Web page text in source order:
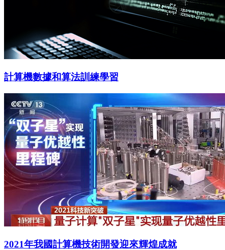
計算機數據和算法訓練學習
2021年我國計算機技術開發迎來輝煌成就